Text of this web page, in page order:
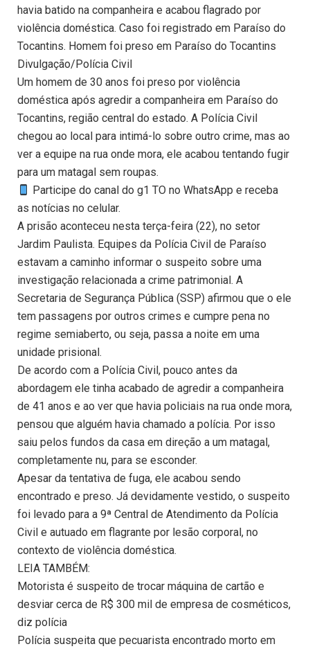
havia batido na companheira e acabou flagrado por
violência doméstica. Caso foi registrado em Paraíso do
Tocantins. Homem foi preso em Paraíso do Tocantins
Divulgação/Polícia Civil
Um homem de 30 anos foi preso por violência
doméstica após agredir a companheira em Paraíso do
Tocantins, região central do estado. A Polícia Civil
chegou ao local para intimá-lo sobre outro crime, mas ao
ver a equipe na rua onde mora, ele acabou tentando fugir
para um matagal sem roupas.
Participe do canal do g1 TO no WhatsApp e receba
as notícias no celular.
A prisão aconteceu nesta terça-feira (22), no setor
Jardim Paulista. Equipes da Polícia Civil de Paraíso
estavam a caminho informar o suspeito sobre uma
investigação relacionada a crime patrimonial. A
Secretaria de Segurança Pública (SSP) afirmou que o ele
tem passagens por outros crimes e cumpre pena no
regime semiaberto, ou seja, passa a noite em uma
unidade prisional.
De acordo com a Polícia Civil, pouco antes da
abordagem ele tinha acabado de agredir a companheira
de 41 anos e ao ver que havia policiais na rua onde mora,
pensou que alguém havia chamado a polícia. Por isso
saiu pelos fundos da casa em direção a um matagal,
completamente nu, para se esconder.
Apesar da tentativa de fuga, ele acabou sendo
encontrado e preso. Já devidamente vestido, o suspeito
foi levado para a 9ª Central de Atendimento da Polícia
Civil e autuado em flagrante por lesão corporal, no
contexto de violência doméstica.
LEIA TAMBÉM:
Motorista é suspeito de trocar máquina de cartão e
desviar cerca de R$ 300 mil de empresa de cosméticos,
diz polícia
Polícia suspeita que pecuarista encontrado morto em